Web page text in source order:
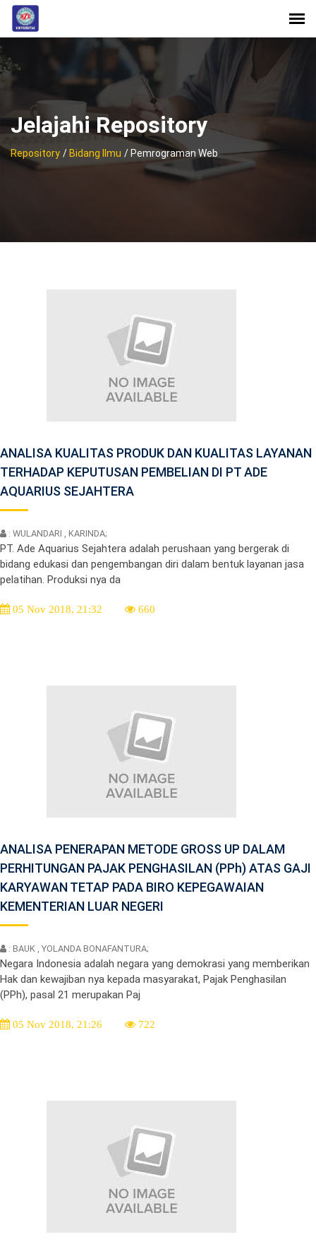
Jelajahi Repository
Repository / Bidang Ilmu / Pemrograman Web
ANALISA KUALITAS PRODUK DAN KUALITAS LAYANAN
TERHADAP KEPUTUSAN PEMBELIAN DI PT ADE
AQUARIUS SEJAHTERA
: WULANDARI , KARINDA;
PT. Ade Aquarius Sejahtera adalah perushaan yang bergerak di
bidang edukasi dan pengembangan diri dalam bentuk layanan jasa
pelatihan. Produksi nya da
05 Nov 2018, 21:32 660
ANALISA PENERAPAN METODE GROSS UP DALAM
PERHITUNGAN PAJAK PENGHASILAN (PPh) ATAS GAJI
KARYAWAN TETAP PADA BIRO KEPEGAWAIAN
KEMENTERIAN LUAR NEGERI
: BAUK , YOLANDA BONAFANTURA;
Negara Indonesia adalah negara yang demokrasi yang memberikan
Hak dan kewajiban nya kepada masyarakat, Pajak Penghasilan
(PPh), pasal 21 merupakan Paj
05 Nov 2018, 21:26 722